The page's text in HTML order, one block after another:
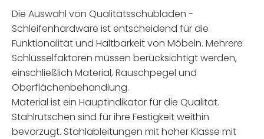
Die Auswahl von Qualitätsschubladen -
Schleifenhardware ist entscheidend für die
Funktionalität und Haltbarkeit von Möbeln. Mehrere
Schlüsselfaktoren müssen berücksichtigt werden,
einschließlich Material, Rauschpegel und
Oberflächenbehandlung.
Material ist ein Hauptindikator für die Qualität.
Stahlrutschen sind für ihre Festigkeit weithin
bevorzugt. Stahlableitungen mit hoher Klasse mit